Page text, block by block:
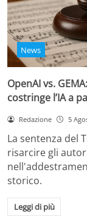
News
OpenAI vs.
costringe l’IA a
Redazione 5
La sentenza del
risarcire gli
storico.
Leggi di più